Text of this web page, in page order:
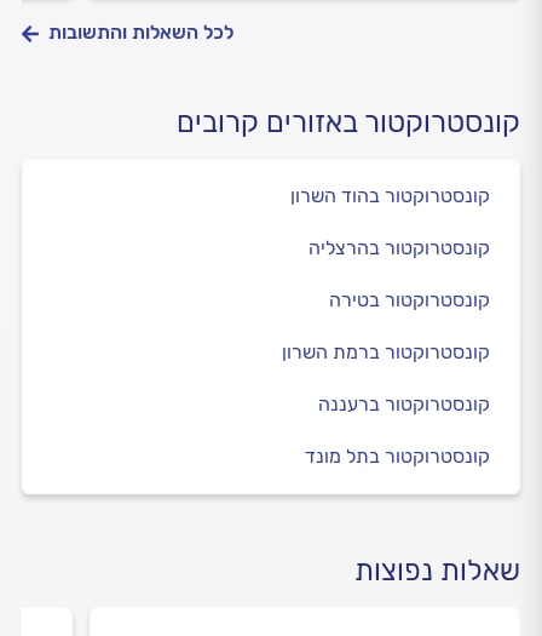
לכל השאלות והתשובות
קונסטרוקטור באזורים קרובים
קונסטרוקטור בהוד השרון
קונסטרוקטור בהרצליה
קונסטרוקטור בטירה
קונסטרוקטור ברמת השרון
קונסטרוקטור ברעננה
קונסטרוקטור בתל מונד
שאלות נפוצות